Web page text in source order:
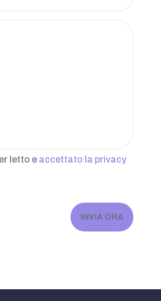
letto e accettato la privacy